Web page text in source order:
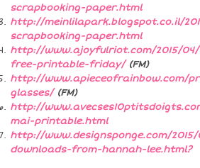
scrapbooking-paper.html
http://meinlilapark.blogspot.co.il/
scrapbooking-paper.html
http://www.ajoyfulriot.com/2015/
free-printable-friday/(FM)
http://www.apieceofrainbow.com/
glasses/(FM)
http://
mai-printable.html
http://www.designsponge.com/
downloads-from-hannah-lee.html?